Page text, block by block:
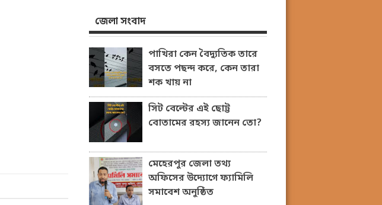
জেলা সংবাদ
পাখিরা কেন বৈদ্যুতিক তারে
বসতে পছন্দ করে, কেন তারা
শক খায় না
সিট বেল্টের এই ছোট্ট
বোতামের রহস্য জানেন তো?
মেহেরপুর জেলা তথ্য
অফিসের উদ্যোগে ফ্যামিলি
সমাবেশ অনুষ্ঠিত